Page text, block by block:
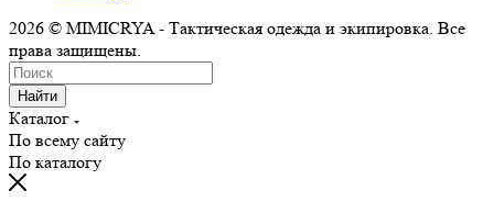
2026 © MIMICRYA - Тактическая одежда и экипировка. Все
права защищены.
Найти
Каталог
По всему сайту
По каталогу